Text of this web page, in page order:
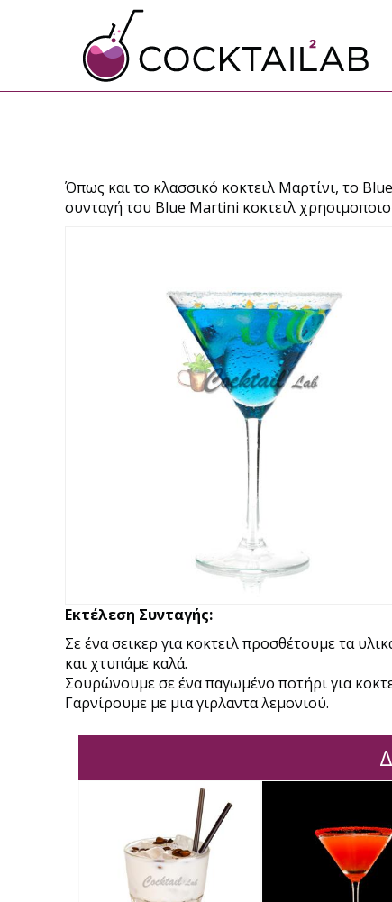
Όπως και το κλασσικό κοκτειλ Μαρτίνι, το
συνταγή του Blue Martini κοκτειλ
Εκτέλεση Συνταγής:
Σε ένα σεικερ για κοκτειλ προσθέτουμε τα
και χτυπάμε καλά.
Σουρώνουμε σε ένα παγωμένο ποτήρι για
Γαρνίρουμε με μια γιρλαντα λεμονιού.